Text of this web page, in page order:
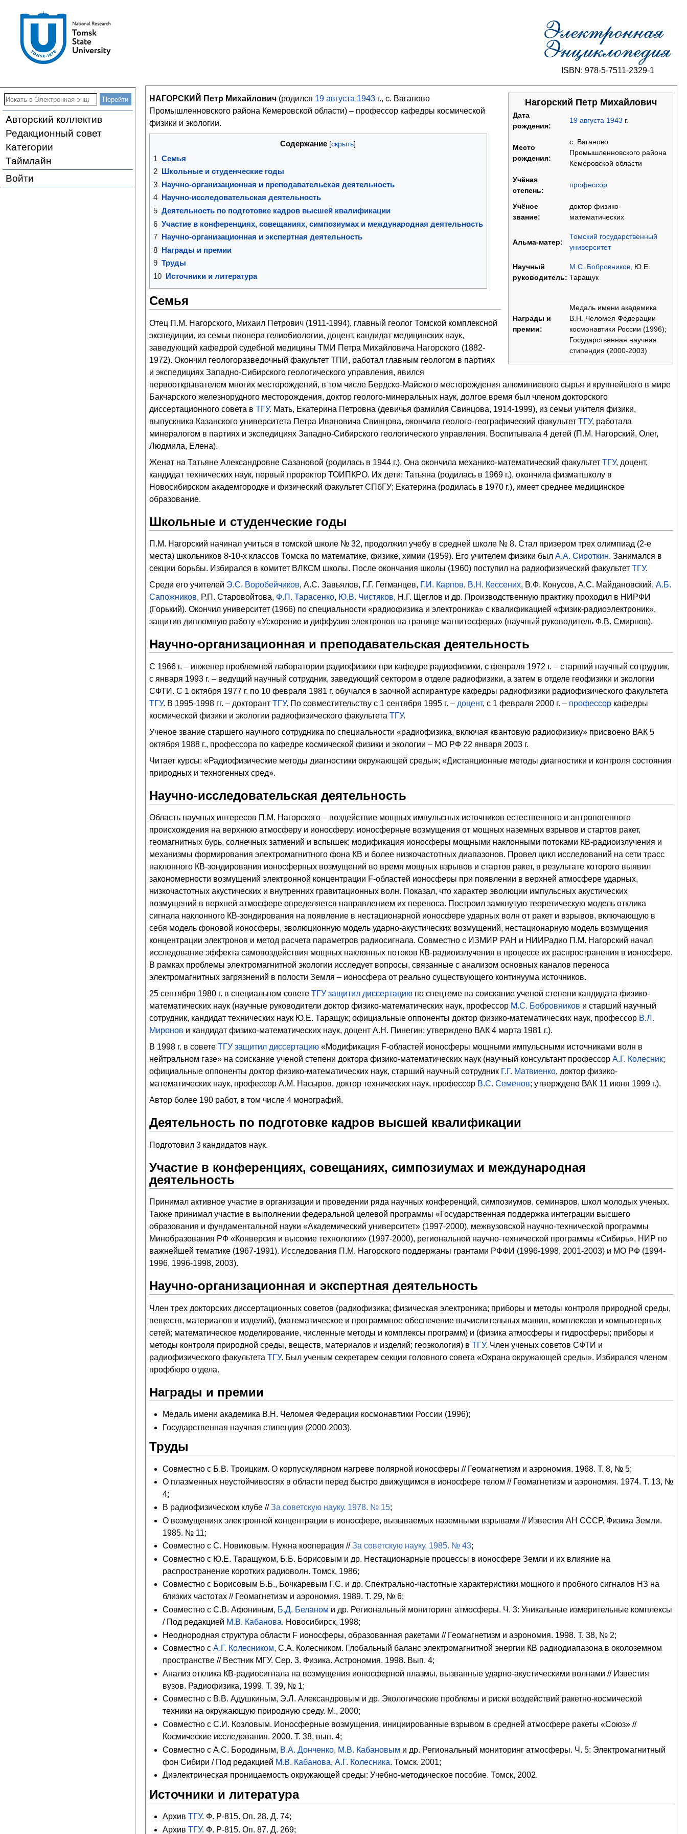
ISBN: 978-5-7511-2329-1
Авторский коллектив
Редакционный совет
Категории
Таймлайн
Войти
Нагорский Петр Михайлович
Дата
рождения:
19 августа 1943 г.
Место
рождения:
с. Ваганово
Промышленновского района
Кемеровской области
Учёная
степень:
профессор
Учёное
звание:
доктор физико-
математических
Альма-матер:
Томский государственный
университет
Научный
руководитель:
М.С. Бобровников , Ю.Е.
Таращук
Награды и
премии:
Медаль имени академика
В.Н. Челомея Федерации
космонавтики России (1996);
Государственная научная
стипендия (2000-2003)
НАГОРСКИЙ Петр Михайлович (родился 19 августа 1943г., с. Ваганово
Промышленновского района Кемеровской области) – профессор кафедры космической
физики и экологии.
Содержание
1 Семья
2
Школьные и студенческие годы
3 Научно-организационная и преподавательская деятельность
4
Научно-исследовательская деятельность
5 Деятельность по подготовке кадров высшей квалификации
6 Участие в конференциях, совещаниях, симпозиумах и международная деятельность
7 Научно-организационная и экспертная деятельность
8 Награды и премии
9 Труды
10 Источники и литература
Семья
Отец П.М. Нагорского, Михаил Петрович (1911-1994), главный геолог Томской комплексной
экспедиции, из семьи пионера гелиобиологии, доцент, кандидат медицинских наук,
заведующий кафедрой судебной медицины ТМИ Петра Михайловича Нагорского (1882-
1972). Окончил геологоразведочный факультет ТПИ, работал главным геологом в партиях
и экспедициях Западно-Сибирского геологического управления, явился
первооткрывателем многих месторождений, в том числе Бердско-Майского месторождения алюминиевого сырья и крупнейшего в мире
Бакчарского железнорудного месторождения, доктор геолого-минеральных наук, долгое время был членом докторского
диссертационного совета в ТГУ. Мать, Екатерина Петровна (девичья фамилия Свинцова, 1914-1999), из семьи учителя физики,
выпускника Казанского университета Петра Ивановича Свинцова, окончила геолого-географический факультет ТГУ, работала
минералогом в партиях и экспедициях Западно-Сибирского геологического управления. Воспитывала 4 детей (П.М. Нагорский, Олег,
Людмила, Елена).
Женат на Татьяне Александровне Сазановой (родилась в 1944 г.). Она окончила механико-математический факультет ТГУ, доцент,
кандидат технических наук, первый проректор ТОИПКРО. Их дети: Татьяна (родилась в 1969 г.), окончила физматшколу в
Новосибирском академгородке и физический факультет СПбГУ; Екатерина (родилась в 1970 г.), имеет среднее медицинское
образование.
Школьные и студенческие годы
П.М. Нагорский начинал учиться в томской школе № 32, продолжил учебу в средней школе № 8. Стал призером трех олимпиад (2-е
места) школьников 8-10-х классов Томска по математике, физике, химии (1959). Его учителем физики был А.А. Сироткин. Занимался в
секции борьбы. Избирался в комитет ВЛКСМ школы. После окончания школы (1960) поступил на радиофизический факультет ТГУ.
Среди его учителей Э.С. Воробейчиков, А.С. Завьялов, Г.Г. Гетманцев, Г.И. Карпов, В.Н. Кессених, В.Ф. Конусов, А.С. Майдановский, А.Б.
Сапожников, Р.П. Старовойтова, Ф.П. Тарасенко, Ю.В. Чистяков, Н.Г. Щеглов и др. Производственную практику проходил в НИРФИ
(Горький). Окончил университет (1966) по специальности «радиофизика и электроника» с квалификацией «физик-радиоэлектроник»,
защитив дипломную работу «Ускорение и диффузия электронов на границе магнитосферы» (научный руководитель Ф.В. Смирнов).
Научно-организационная и преподавательская деятельность
С 1966 г. – инженер проблемной лаборатории радиофизики при кафедре радиофизики, с февраля 1972 г. – старший научный сотрудник,
с января 1993 г. – ведущий научный сотрудник, заведующий сектором в отделе радиофизики, а затем в отделе геофизики и экологии
СФТИ. С 1 октября 1977 г. по 10 февраля 1981 г. обучался в заочной аспирантуре кафедры радиофизики радиофизического факультета
ТГУ. В 1995-1998 гг. – докторант ТГУ. По совместительству с 1 сентября 1995 г. – доцент, с 1 февраля 2000 г. – профессоркафедры
космической физики и экологии радиофизического факультета ТГУ.
Ученое звание старшего научного сотрудника по специальности «радиофизика, включая квантовую радиофизику» присвоено ВАК 5
октября 1988 г., профессора по кафедре космической физики и экологии – МО РФ 22 января 2003 г.
Читает курсы: «Радиофизические методы диагностики окружающей среды»; «Дистанционные методы диагностики и контроля состояния
природных и техногенных сред».
Научно-исследовательская деятельность
Область научных интересов П.М. Нагорского – воздействие мощных импульсных источников естественного и антропогенного
происхождения на верхнюю атмосферу и ионосферу: ионосферные возмущения от мощных наземных взрывов и стартов ракет,
геомагнитных бурь, солнечных затмений и вспышек; модификация ионосферы мощными наклонными потоками КВ-радиоизлучения и
механизмы формирования электромагнитного фона КВ и более низкочастотных диапазонов. Провел цикл исследований на сети трасс
наклонного КВ-зондирования ионосферных возмущений во время мощных взрывов и стартов ракет, в результате которого выявил
закономерности возмущений электронной концентрации F-областей ионосферы при появлении в верхней атмосфере ударных,
низкочастотных акустических и внутренних гравитационных волн. Показал, что характер эволюции импульсных акустических
возмущений в верхней атмосфере определяется направлением их переноса. Построил замкнутую теоретическую модель отклика
сигнала наклонного КВ-зондирования на появление в нестационарной ионосфере ударных волн от ракет и взрывов, включающую в
себя модель фоновой ионосферы, эволюционную модель ударно-акустических возмущений, нестационарную модель возмущения
концентрации электронов и метод расчета параметров радиосигнала. Совместно с ИЗМИР РАН и НИИРадио П.М. Нагорский начал
исследование эффекта самовоздействия мощных наклонных потоков КВ-радиоизлучения в процессе их распространения в ионосфере.
В рамках проблемы электромагнитной экологии исследует вопросы, связанные с анализом основных каналов переноса
электромагнитных загрязнений в полости Земля – ионосфера от реально существующего континуума источников.
25 сентября 1980 г. в специальном совете ТГУ защитил диссертациюпо спецтеме на соискание ученой степени кандидата физико-
математических наук (научные руководители доктор физико-математических наук, профессор М.С. Бобровников и старший научный
сотрудник, кандидат технических наук Ю.Е. Таращук; официальные оппоненты доктор физико-математических наук, профессор В.Л.
Миронов и кандидат физико-математических наук, доцент А.Н. Пинегин; утверждено ВАК 4 марта 1981 г.).
В 1998 г. в совете ТГУ защитил диссертацию«Модификация F-областей ионосферы мощными импульсными источниками волн в
нейтральном газе» на соискание ученой степени доктора физико-математических наук (научный консультант профессор А.Г. Колесник;
официальные оппоненты доктор физико-математических наук, старший научный сотрудник Г.Г. Матвиенко, доктор физико-
математических наук, профессор А.М. Насыров, доктор технических наук, профессор В.С. Семенов; утверждено ВАК 11 июня 1999 г.).
Автор более 190 работ, в том числе 4 монографий.
Деятельность по подготовке кадров высшей квалификации
Подготовил 3 кандидатов наук.
Участие в конференциях, совещаниях, симпозиумах и международная
деятельность
Принимал активное участие в организации и проведении ряда научных конференций, симпозиумов, семинаров, школ молодых ученых.
Также принимал участие в выполнении федеральной целевой программы «Государственная поддержка интеграции высшего
образования и фундаментальной науки «Академический университет» (1997-2000), межвузовской научно-технической программы
Минобразования РФ «Конверсия и высокие технологии» (1997-2000), региональной научно-технической программы «Сибирь», НИР по
важнейшей тематике (1967-1991). Исследования П.М. Нагорского поддержаны грантами РФФИ (1996-1998, 2001-2003) и МО РФ (1994-
1996, 1996-1998, 2003).
Научно-организационная и экспертная деятельность
Член трех докторских диссертационных советов (радиофизика; физическая электроника; приборы и методы контроля природной среды,
веществ, материалов и изделий), (математическое и программное обеспечение вычислительных машин, комплексов и компьютерных
сетей; математическое моделирование, численные методы и комплексы программ) и (физика атмосферы и гидросферы; приборы и
методы контроля природной среды, веществ, материалов и изделий; геоэкология) в ТГУ. Член ученых советов СФТИ и
радиофизического факультета ТГУ. Был ученым секретарем секции головного совета «Охрана окружающей среды». Избирался членом
профбюро отдела.
Награды и премии
Медаль имени академика В.Н. Челомея Федерации космонавтики России (1996);
Государственная научная стипендия (2000-2003).
Труды
Совместно с Б.В. Троицким. О корпускулярном нагреве полярной ионосферы // Геомагнетизм и аэрономия. 1968. Т. 8, № 5;
О плазменных неустойчивостях в области перед быстро движущимся в ионосфере телом // Геомагнетизм и аэрономия. 1974. Т. 13, №
4;
В радиофизическом клубе //За советскую науку. 1978. № 15;
О возмущениях электронной концентрации в ионосфере, вызываемых наземными взрывами // Известия АН СССР. Физика Земли.
1985. № 11;
Совместно с С. Новиковым. Нужна кооперация //За советскую науку. 1985. № 43;
Совместно с Ю.Е. Таращуком, Б.Б. Борисовым и др. Нестационарные процессы в ионосфере Земли и их влияние на
распространение коротких радиоволн. Томск, 1986;
Совместно с Борисовым Б.Б., Бочкаревым Г.С. и др. Спектрально-частотные характеристики мощного и пробного сигналов НЗ на
близких частотах // Геомагнетизм и аэрономия. 1989. Т. 29, № 6;
Совместно с С.В. Афониным, Б.Д. Беланом и др. Региональный мониторинг атмосферы. Ч. 3: Уникальные измерительные комплексы
/ Под редакцией М.В. Кабанова. Новосибирск, 1998;
Неоднородная структура области F ионосферы, образованная ракетами // Геомагнетизм и аэрономия. 1998. Т. 38, № 2;
Совместно с А.Г. Колесником, С.А. Колесником. Глобальный баланс электромагнитной энергии КВ радиодиапазона в околоземном
пространстве // Вестник МГУ. Сер. 3. Физика. Астрономия. 1998. Вып. 4;
Анализ отклика КВ-радиосигнала на возмущения ионосферной плазмы, вызванные ударно-акустическими волнами // Известия
вузов. Радиофизика, 1999. Т. 39, № 1;
Совместно с В.В. Адушкиным, Э.Л. Александровым и др. Экологические проблемы и риски воздействий ракетно-космической
техники на окружающую природную среду. М., 2000;
Совместно с С.И. Козловым. Ионосферные возмущения, инициированные взрывом в средней атмосфере ракеты «Союз» //
Космические исследования. 2000. Т. 38, вып. 4;
Совместно с А.С. Бородиным, В.А. Донченко, М.В. Кабановым и др. Региональный мониторинг атмосферы. Ч. 5: Электромагнитный
фон Сибири / Под редакцией М.В. Кабанова, А.Г. Колесника. Томск. 2001;
Диэлектрическая проницаемость окружающей среды: Учебно-методическое пособие. Томск, 2002.
Источники и литература
Архив ТГУ. Ф. Р-815. Оп. 28. Д. 74;
Архив ТГУ. Ф. Р-815. Оп. 87. Д. 269;